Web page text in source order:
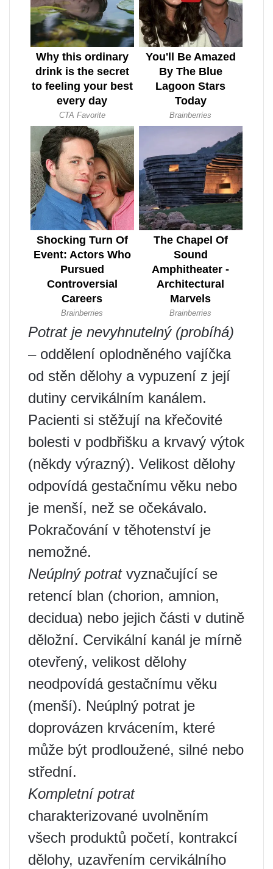
Potrat je nevyhnutelný (probíhá)
– oddělení oplodněného vajíčka
od stěn dělohy a vypuzení z její
dutiny cervikálním kanálem.
Pacienti si stěžují na křečovité
bolesti v podbřišku a krvavý výtok
(někdy výrazný). Velikost dělohy
odpovídá gestačnímu věku nebo
je menší, než se očekávalo.
Pokračování v těhotenství je
nemožné.
Neúplný potratvyznačující se
retencí blan (chorion, amnion,
decidua) nebo jejich části v dutině
děložní. Cervikální kanál je mírně
otevřený, velikost dělohy
neodpovídá gestačnímu věku
(menší). Neúplný potrat je
doprovázen krvácením, které
může být prodloužené, silné nebo
střední.
Kompletní potrat
charakterizované uvolněním
všech produktů početí, kontrakcí
dělohy, uzavřením cervikálního